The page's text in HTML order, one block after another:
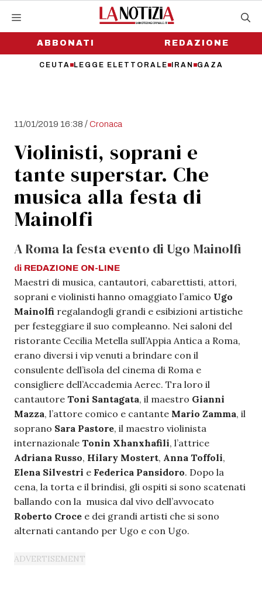
contenutoABBONATI
CEUTA LEGGE ELETTORALE IRAN GAZA
REDAZIONE
11/01/2019 16:38 /Cronaca
Violinisti, soprani e
tante superstar. Che
musica alla festa di
Mainolfi
A Roma la festa evento di Ugo Mainolfi
di REDAZIONE ON-LINE
Maestri di musica, cantautori, cabarettisti, attori,
soprani e violinisti hanno omaggiato l’amico Ugo
Mainolfi regalandogli grandi e esibizioni artistiche
per festeggiare il suo compleanno. Nei saloni del
ristorante Cecilia Metella sull’Appia Antica a Roma,
erano diversi i vip venuti a brindare con il
consulente dell’isola del cinema di Roma e
consigliere dell’Accademia Aerec. Tra loro il
cantautore Toni Santagata, il maestro Gianni
Mazza, l’attore comico e cantante Mario Zamma, il
soprano Sara Pastore, il maestro violinista
internazionale Tonin Xhanxhafili, l’attrice
Adriana Russo, Hilary Mostert, Anna Toffoli,
Elena Silvestri e Federica Pansidoro. Dopo la
cena, la torta e il brindisi, gli ospiti si sono scatenati
ballando con la musica dal vivo dell’avvocato
Roberto Croce e dei grandi artisti che si sono
alternati cantando per Ugo e con Ugo.